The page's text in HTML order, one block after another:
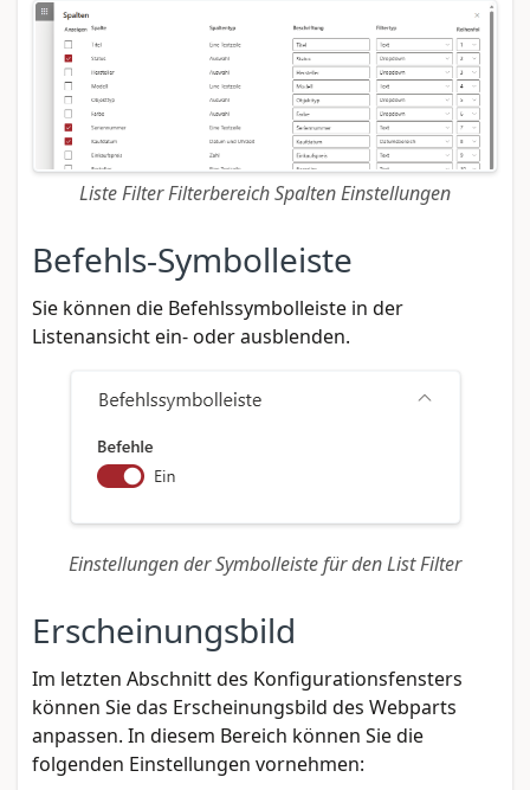
Liste Filter Filterbereich Spalten Einstellungen
Befehls-Symbolleiste
Sie können die Befehlssymbolleiste in der
Listenansicht ein- oder ausblenden.
Einstellungen der Symbolleiste für den List Filter
Erscheinungsbild
Im letzten Abschnitt des Konfigurationsfensters
können Sie das Erscheinungsbild des Webparts
anpassen. In diesem Bereich können Sie die
folgenden Einstellungen vornehmen: